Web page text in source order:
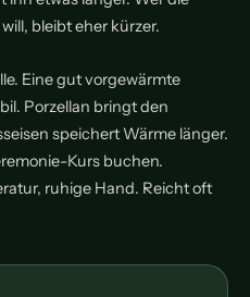
bleibt eher kürzer.
Eine gut vorgewärmte
Porzellan bringt den
speichert Wärme länger.
Kurs buchen.
ruhige Hand. Reicht oft
ohne Härte
bei allen